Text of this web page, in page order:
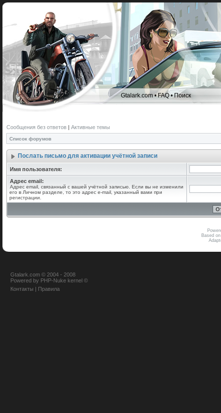
Gtalark.com •FAQ•Поиск
Сообщения без ответов | Активные темы
Список форумов
Послать письмо для активации учётной записи
Имя пользователя:
Адрес email:
Адрес email, связанный с вашей учётной записью. Если вы не изменили
его в Личном разделе, то это адрес e-mail, указанный вами при
регистрации.
Based
Gtalark.com © 2004 - 2008
Powered by PHP-Nuke kernel ©
Контакты | Правила